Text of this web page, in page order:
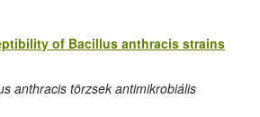
of Bacillus anthracis strains
anthracis törzsek antimikrobiális